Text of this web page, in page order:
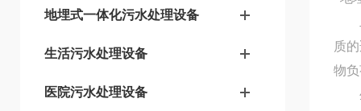
地埋式一体化污水处理设备
生活污水处理设备
医院污水处理设备
质
物
生